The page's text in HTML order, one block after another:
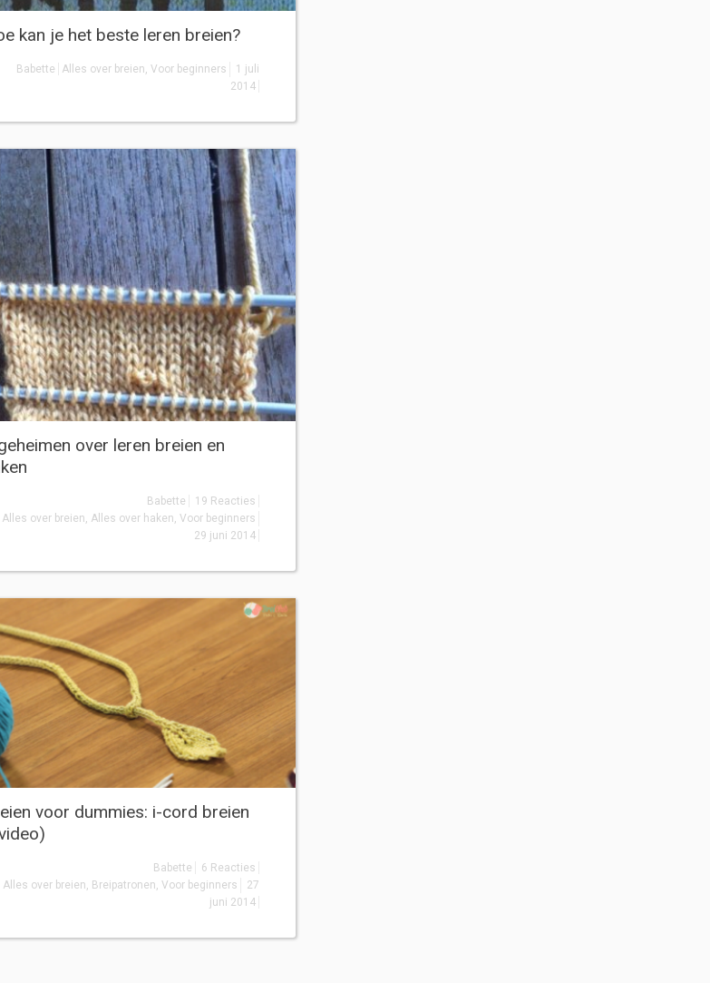
kan je het beste leren breien?
Babette Alles over breien Voor beginners
1 juli
2014
over leren breien en
Babette
19 Reacties
Alles over breien Alles over haken Voor beginners
29 juni 2014
voor dummies: i-cord breien
Babette
6 Reacties
Alles over breien, Breipatronen, Voor beginners
27
juni 2014